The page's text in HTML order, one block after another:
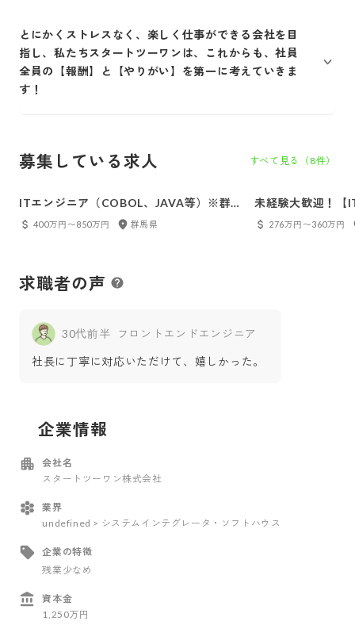
とにかくストレスなく、楽しく仕事ができる会社を目
指し、私たちスタートツーワンは、これからも、社員
全員の【報酬】と【やりがい】を第一に考えていきま
す！
募集している求人 すべて見る（8件）
ITエンジニア（COBOL、JAVA等）※群
馬県勤務 ◆第二新卒歓迎！転職回数・離
400万円〜850万円 群馬県
未経験大歓迎！
勤務 残業ほとん
276万円〜360万円
求職者の声
30代前半 フロントエンドエンジニア
社長に丁寧に対応いただけて、嬉しかった。
企業情報
会社名
スタートツーワン株式会社
業界
undefined > システムインテグレータ・ソフトハウス
企業の特徴
残業少なめ
資本金
1,250万円